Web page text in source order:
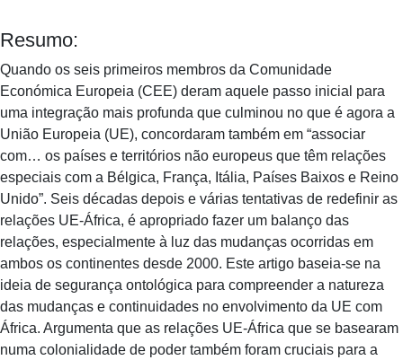
Resumo:
Quando os seis primeiros membros da Comunidade
Económica Europeia (CEE) deram aquele passo inicial para
uma integração mais profunda que culminou no que é agora a
União Europeia (UE), concordaram também em “associar
com… os países e territórios não europeus que têm relações
especiais com a Bélgica, França, Itália, Países Baixos e Reino
Unido”. Seis décadas depois e várias tentativas de redefinir as
relações UE-África, é apropriado fazer um balanço das
relações, especialmente à luz das mudanças ocorridas em
ambos os continentes desde 2000. Este artigo baseia-se na
ideia de segurança ontológica para compreender a natureza
das mudanças e continuidades no envolvimento da UE com
África. Argumenta que as relações UE-África que se basearam
numa colonialidade de poder também foram cruciais para a